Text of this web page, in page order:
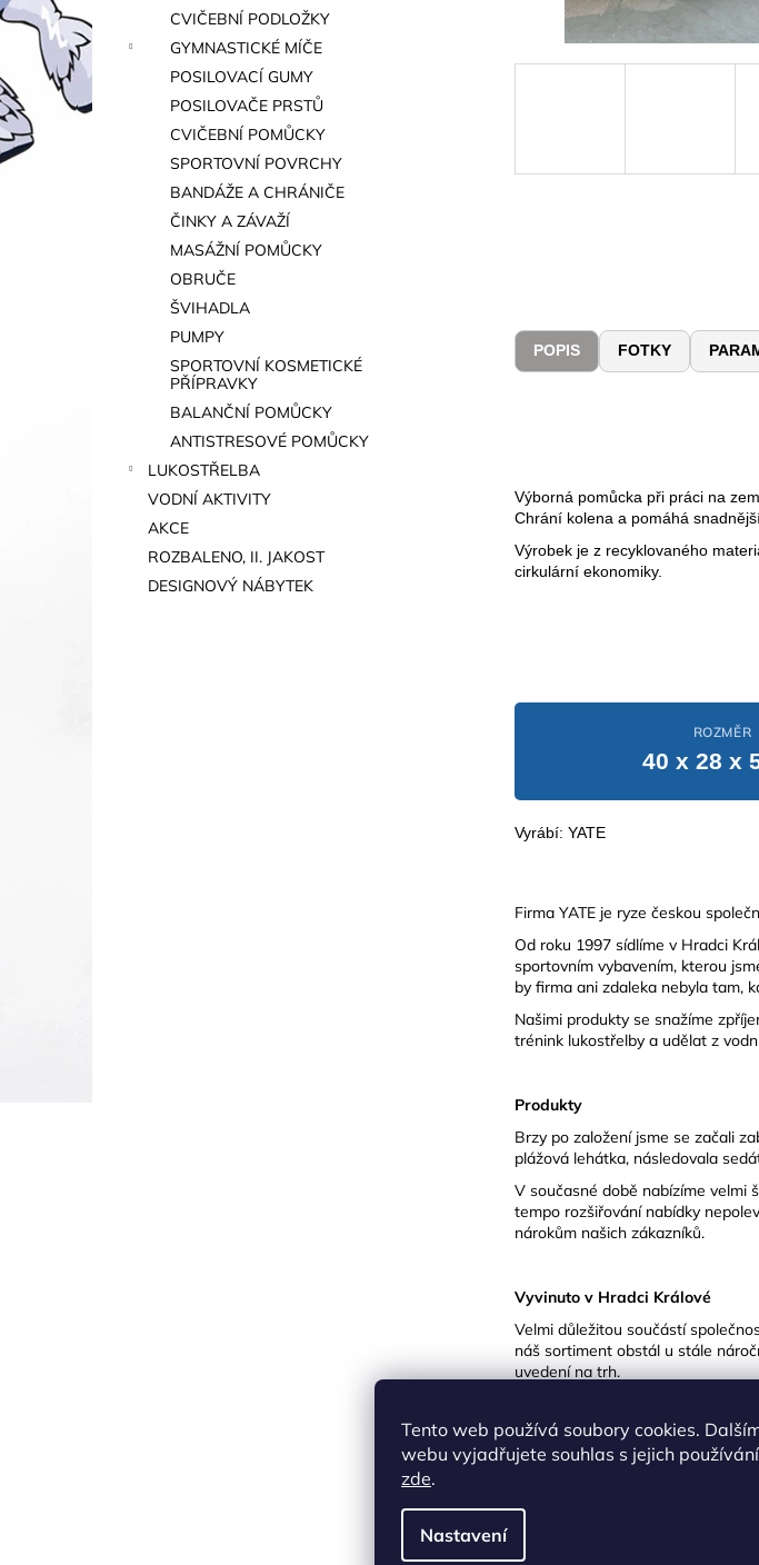
Tento web používá soubory cookies.
webu vyjadřujete souhlas s jejich
zde.
Nastavení
a
n
e
l
CVIČEBNÍ PODLOŽKY
GYMNASTICKÉ MÍČE
POSILOVACÍ GUMY
POSILOVAČE PRSTŮ
CVIČEBNÍ POMŮCKY
SPORTOVNÍ POVRCHY
BANDÁŽE A CHRÁNIČE
ČINKY A ZÁVAŽÍ
MASÁŽNÍ POMŮCKY
OBRUČE
ŠVIHADLA
PUMPY
SPORTOVNÍ KOSMETICKÉ
PŘÍPRAVKY
BALANČNÍ POMŮCKY
ANTISTRESOVÉ POMŮCKY
LUKOSTŘELBA
VODNÍ AKTIVITY
AKCE
ROZBALENO, II. JAKOST
DESIGNOVÝ NÁBYTEK
POPIS FOTKY
Výborná pomůcka při práci na
Chrání kolena a pomáhá
Výrobek je z recyklovaného
cirkulární ekonomiky.
ROZMĚR
40 x 28 x
Vyrábí: YATE
Firma YATE je ryze českou
Od roku 1997 sídlíme v Hradci
sportovním vybavením, kterou
by firma ani zdaleka nebyla tam,
Našimi produkty se snažíme
trénink lukostřelby a udělat z
Produkty
Brzy po založení jsme se začali
plážová lehátka, následovala
V současné době nabízíme velmi
tempo rozšiřování nabídky
nárokům našich zákazníků.
Vyvinuto v Hradci Králové
Velmi důležitou součástí
náš sortiment obstál u stále
uvedení na trh.
Každý jednotlivý produkt se
testování nastává období jeho
především výrobky z pěny
Taiwanu. Po více než 30 letech
Z HK do celého světa